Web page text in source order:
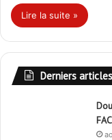
Lire la suite »
Derniers articles